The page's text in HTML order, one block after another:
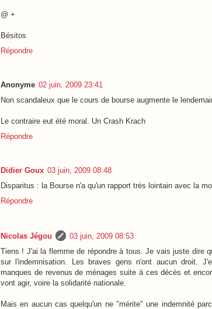
@ +
Bésitos
Répondre
Anonyme 02 juin, 2009 23:41
Non scandaleux que le cours de bourse augmente le
Le contraire eut été moral. Un Crash Krach
Répondre
Didier Goux 03 juin, 2009 08:48
Disparitus : la Bourse n'a qu'un rapport très lointain avec la
Répondre
Nicolas Jégou
03 juin, 2009 08:53
Tiens ! J'ai la flemme de répondre à tous. Je vais juste dire
sur l'indemnisation. Les braves gens n'ont aucun droit.
manques de revenus de ménages suite à ces décès et
vont agir, voire la solidarité nationale.
Mais en aucun cas quelqu'un ne "mérite" une indemnité